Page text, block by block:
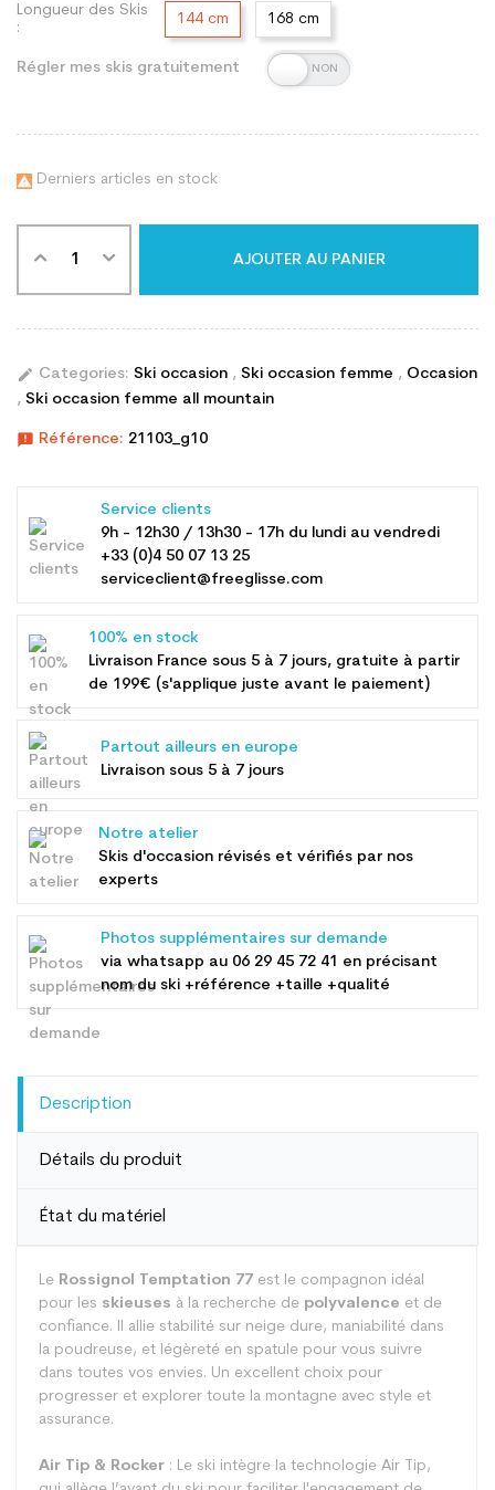
Longueur des Skis
:
144 cm 168 cm
Régler mes skis gratuitement
 Derniers articles en stock
AJOUTER AU PANIER
edit Categories: Ski occasion , Ski occasion femme , Occasion
, Ski occasion femme all mountain
announcement Référence: 21103_g10
Service clients
9h - 12h30 / 13h30 - 17h du lundi au vendredi
+33 (0)4 50 07 13 25
serviceclient@freeglisse.com
100% en stock
Livraison France sous 5 à 7 jours, gratuite à partir
de 199€ (s'applique juste avant le paiement)
Partout ailleurs en europe
Livraison sous 5 à 7 jours
Notre atelier
Skis d'occasion révisés et vérifiés par nos
experts
Photos supplémentaires sur demande
via whatsapp au 06 29 45 72 41 en précisant
nom du ski +référence +taille +qualité
Description
Détails du produit
État du matériel
Le Rossignol Temptation 77 est le compagnon idéal
pour les skieuses à la recherche de polyvalence et de
confiance. Il allie stabilité sur neige dure, maniabilité dans
la poudreuse, et légèreté en spatule pour vous suivre
dans toutes vos envies. Un excellent choix pour
progresser et explorer toute la montagne avec style et
assurance.
Air Tip & Rocker : Le ski intègre la technologie Air Tip,